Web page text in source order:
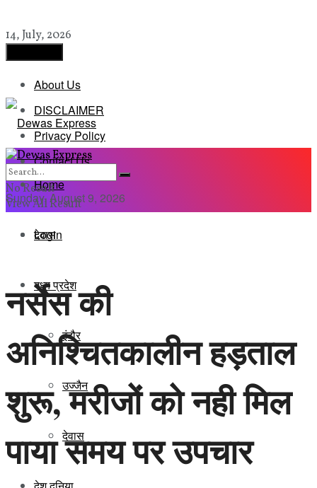
14, July, 2026
About Us
DISCLAIMER
Privacy Policy
Contact Us
Sunday, August 9, 2026
Login
Home
देवास
मध्य प्रदेश
इंदौर
उज्जैन
देवास
No Result
View All Result
नर्सेस की
अनिश्चितकालीन हड़ताल
शुरू, मरीजों को नही मिल
पाया समय पर उपचार